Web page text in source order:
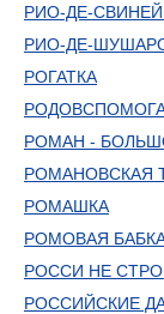
РИО-ДЕ-
РИО-ДЕ-
РОГАТКА
РОМАН -
РОМАНОВСКАЯ
РОМАШКА
РОМОВАЯ
РОССИ НЕ
РОССИЙСКИЕ